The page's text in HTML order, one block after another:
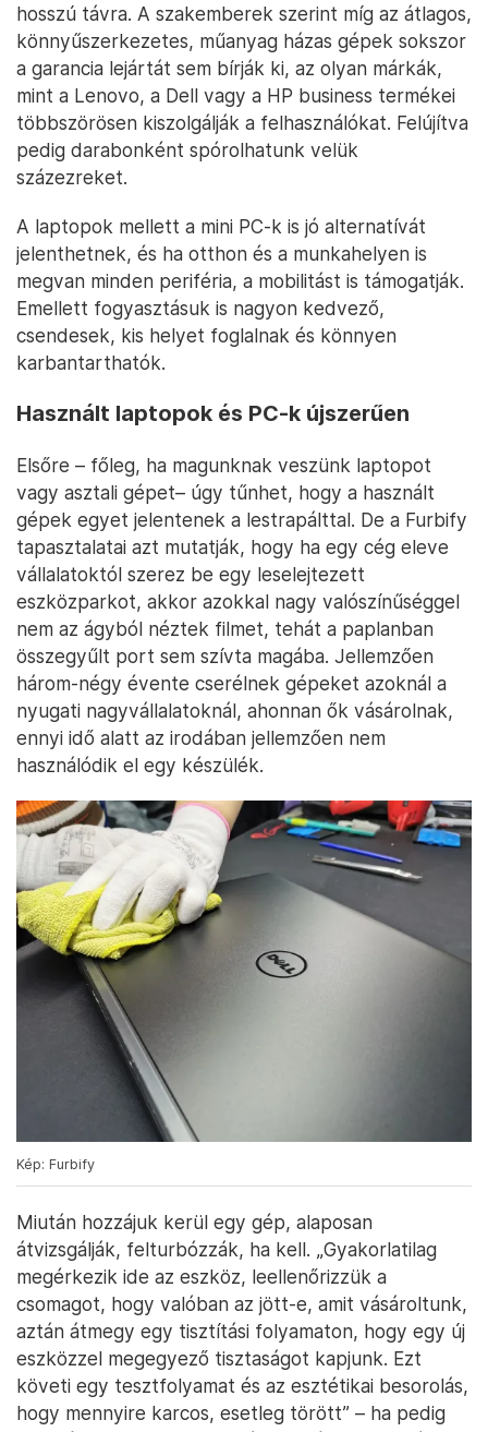
hosszú távra. A szakemberek szerint míg az átlagos,
könnyűszerkezetes, műanyag házas gépek sokszor
a garancia lejártát sem bírják ki, az olyan márkák,
mint a Lenovo, a Dell vagy a HP business termékei
többszörösen kiszolgálják a felhasználókat. Felújítva
pedig darabonként spórolhatunk velük
százezreket.
A laptopok mellett a mini PC-k is jó alternatívát
jelenthetnek, és ha otthon és a munkahelyen is
megvan minden periféria, a mobilitást is támogatják.
Emellett fogyasztásuk is nagyon kedvező,
csendesek, kis helyet foglalnak és könnyen
karbantarthatók.
Használt laptopok és PC-k újszerűen
Elsőre – főleg, ha magunknak veszünk laptopot
vagy asztali gépet– úgy tűnhet, hogy a használt
gépek egyet jelentenek a lestrapálttal. De a Furbify
tapasztalatai azt mutatják, hogy ha egy cég eleve
vállalatoktól szerez be egy leselejtezett
eszközparkot, akkor azokkal nagy valószínűséggel
nem az ágyból néztek filmet, tehát a paplanban
összegyűlt port sem szívta magába. Jellemzően
három-négy évente cserélnek gépeket azoknál a
nyugati nagyvállalatoknál, ahonnan ők vásárolnak,
ennyi idő alatt az irodában jellemzően nem
használódik el egy készülék.
Kép: Furbify
Miután hozzájuk kerül egy gép, alaposan
átvizsgálják, felturbózzák, ha kell. „Gyakorlatilag
megérkezik ide az eszköz, leellenőrizzük a
csomagot, hogy valóban az jött-e, amit vásároltunk,
aztán átmegy egy tisztítási folyamaton, hogy egy új
eszközzel megegyező tisztaságot kapjunk. Ezt
követi egy tesztfolyamat és az esztétikai besorolás,
hogy mennyire karcos, esetleg törött” – ha pedig